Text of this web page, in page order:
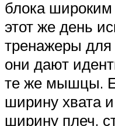
блока широким
этот же день
тренажеры
они дают
те же мышцы.
ширину хвата
ширину плеч,